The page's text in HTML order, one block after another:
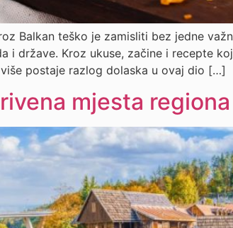
Balkan teško je zamisliti bez jedne
i države. Kroz ukuse, začine i recepte
postaje razlog dolaska u ovaj dio […]
mjesta